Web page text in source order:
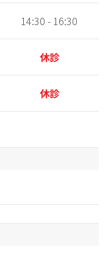
14:30 - 16:30
休診
休診